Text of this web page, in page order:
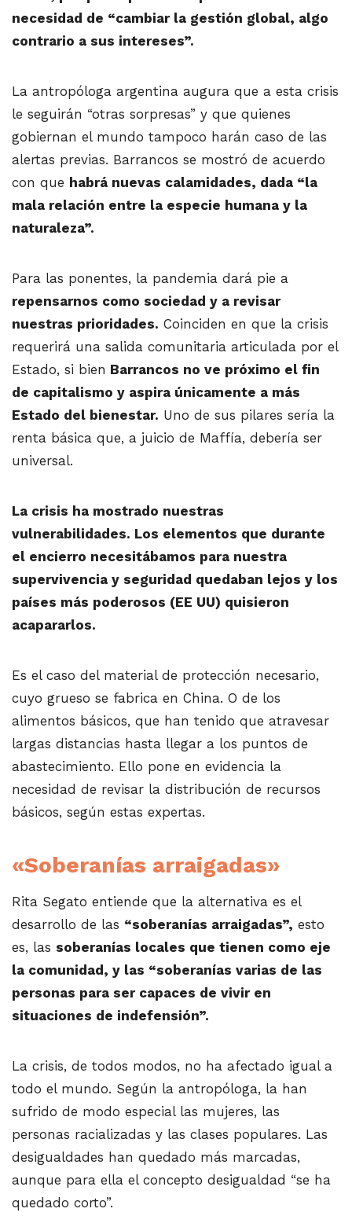
necesidad de “cambiar la gestión global, algo
contrario a sus intereses”.
La antropóloga argentina augura que a esta crisis
le seguirán “otras sorpresas” y que quienes
gobiernan el mundo tampoco harán caso de las
alertas previas. Barrancos se mostró de acuerdo
con que habrá nuevas calamidades, dada “la
mala relación entre la especie humana y la
naturaleza”.
Para las ponentes, la pandemia dará pie a
repensarnos como sociedad y a revisar
nuestras prioridades. Coinciden en que la crisis
requerirá una salida comunitaria articulada por el
Estado, si bien Barrancos no ve próximo el fin
de capitalismo y aspira únicamente a más
Estado del bienestar. Uno de sus pilares sería la
renta básica que, a juicio de Maffía, debería ser
universal.
La crisis ha mostrado nuestras
vulnerabilidades. Los elementos que durante
el encierro necesitábamos para nuestra
supervivencia y seguridad quedaban lejos y los
países más poderosos (EE UU) quisieron
acapararlos.
Es el caso del material de protección necesario,
cuyo grueso se fabrica en China. O de los
alimentos básicos, que han tenido que atravesar
largas distancias hasta llegar a los puntos de
abastecimiento. Ello pone en evidencia la
necesidad de revisar la distribución de recursos
básicos, según estas expertas.
«Soberanías arraigadas»
Rita Segato entiende que la alternativa es el
desarrollo de las “soberanías arraigadas”, esto
es, las soberanías locales que tienen como eje
la comunidad, y las “soberanías varias de las
personas para ser capaces de vivir en
situaciones de indefensión”.
La crisis, de todos modos, no ha afectado igual a
todo el mundo. Según la antropóloga, la han
sufrido de modo especial las mujeres, las
personas racializadas y las clases populares. Las
desigualdades han quedado más marcadas,
aunque para ella el concepto desigualdad “se ha
quedado corto”.